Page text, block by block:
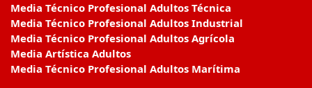
Media Técnico Profesional Adultos Técnica
Media Técnico Profesional Adultos Industrial
Media Técnico Profesional Adultos Agrícola
Media Artística Adultos
Media Técnico Profesional Adultos Marítima